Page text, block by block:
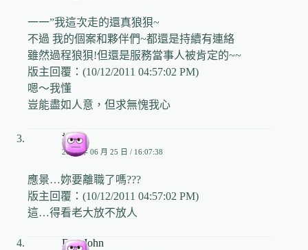
一一”我這次走的還真狼狽~
不過 我的個案和夥伴們~都還是持續有連絡
雖然過程狼狽!但還是服務當事人被肯定的~~
版主回覆：(10/12/2011 04:57:02 PM)
嗯～我懂
豈能盡如人意，但求無愧我心
撲朔
2009 年 06 月 25 日 / 16:07:38
應景…妳要離職了嗎???
版主回覆：(10/12/2011 04:57:02 PM)
這…得看老大放不放人
DearJohn